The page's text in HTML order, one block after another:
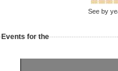
See by
Events for the